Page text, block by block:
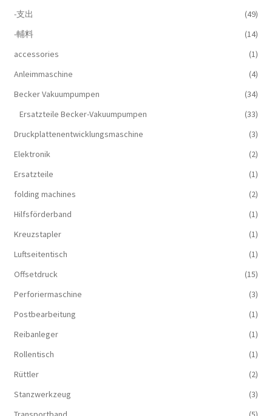
-支出
(49)
-輔料
(14)
accessories
(1)
Anleimmaschine
(4)
Becker Vakuumpumpen
(34)
Ersatzteile Becker-Vakuumpumpen
(33)
Druckplattenentwicklungsmaschine
(3)
Elektronik
(2)
Ersatzteile
(1)
folding machines
(2)
Hilfsförderband
(1)
Kreuzstapler
(1)
Luftseitentisch
(1)
Offsetdruck
(15)
Perforiermaschine
(3)
Postbearbeitung
(1)
Reibanleger
(1)
Rollentisch
(1)
Rüttler
(2)
Stanzwerkzeug
(3)